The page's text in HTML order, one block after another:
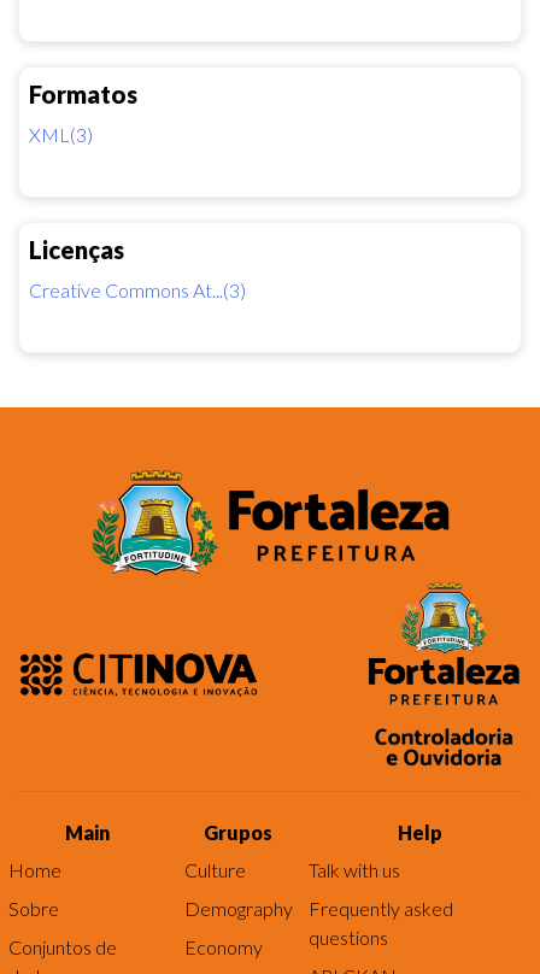
Formatos
XML(3)
Licenças
Creative Commons At...(3)
Main
Home
Sobre
Conjuntos de
Grupos
Culture
Demography
Economy
Help
Talk with us
Frequently asked
questions